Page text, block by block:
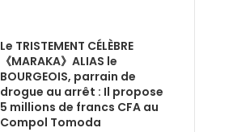
Le TRISTEMENT CÉLÈBRE
《MARAKA》ALIAS le
BOURGEOIS, parrain de
drogue au arrêt : Il propose
5 millions de francs CFA au
Compol Tomoda